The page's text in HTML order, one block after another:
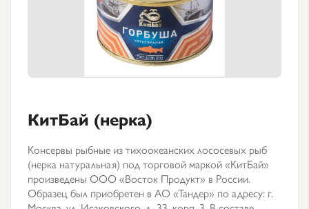
КитБай (нерка)
Консервы рыбные из тихоокеанских лососевых рыб
(нерка натуральная) под торговой маркой «КитБай»
произведены ООО «Восток Продукт» в России.
Образец был приобретен в АО «Тандер» по адресу: г.